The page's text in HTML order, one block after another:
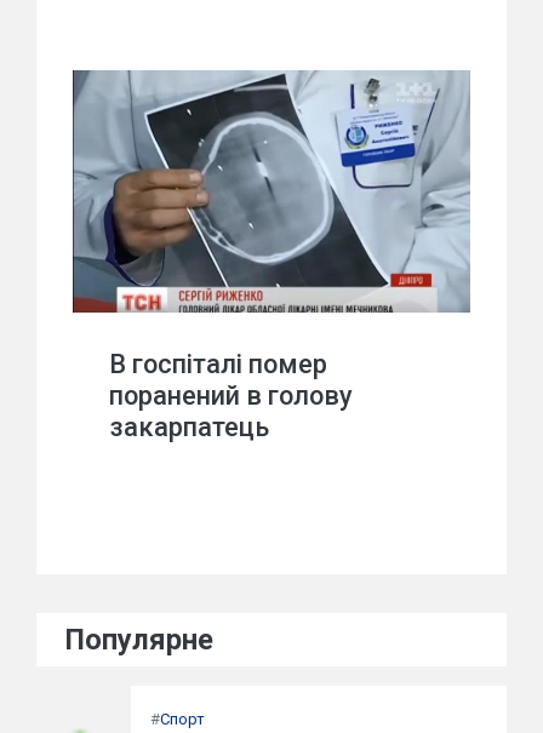
В госпіталі помер
поранений в голову
закарпатець
Популярне
#Спорт